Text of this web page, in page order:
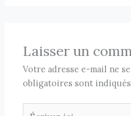
Laisser un
Votre adresse e-mail ne
obligatoires sont
Écrivez